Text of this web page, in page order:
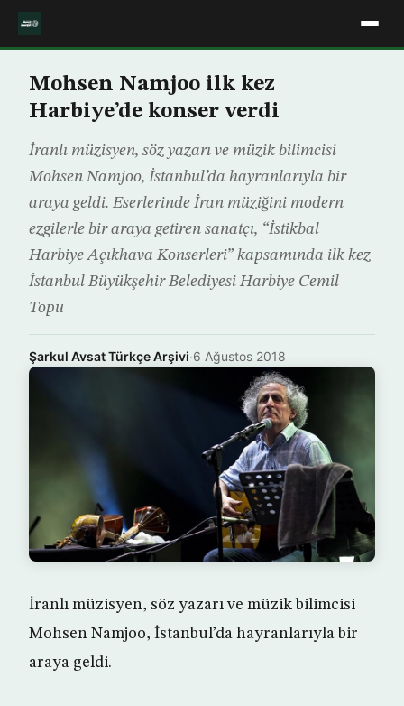
Mohsen Namjoo ilk kez
Harbiye’de konser verdi
İranlı müzisyen, söz yazarı ve müzik bilimcisi
Mohsen Namjoo, İstanbul’da hayranlarıyla bir
araya geldi. Eserlerinde İran müziğini modern
ezgilerle bir araya getiren sanatçı, “İstikbal
Harbiye Açıkhava Konserleri” kapsamında ilk kez
İstanbul Büyükşehir Belediyesi Harbiye Cemil
Topu
Şarkul Avsat Türkçe Arşivi·6 Ağustos 2018
İranlı müzisyen, söz yazarı ve müzik bilimcisi
Mohsen Namjoo, İstanbul’da hayranlarıyla bir
araya geldi.